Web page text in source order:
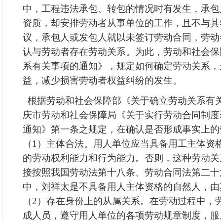
中，工程违法承包、转包的情况时有发生，承
资质，却安排劳动者从事单位的工作，且不与
议，承包人或发包人就以未签订劳动合同，劳
认与劳动者存在劳动关系。为此，劳动和社会
系有关事项的通知》，规定如何确定劳动关系
益，减少损害劳动者权益纠纷的发生。
根据劳动和社会保障部《关于确立劳动关系有
庆市劳动和社会保障局《关于实行劳动合同制
通知》第一条之规定，在确认是否形成事实上
（1）主体合法。用人单位应当具备用工主体
的劳动权利能力和行为能力。否则，这种劳动
接按照我国劳动法第十八条、劳动合同法第二
中，刘祥太是不具备用人主体资格的自然人，
（2）存在身份上的从属关系。在劳动过程中
成人员，遵守用人单位的各项劳动规章制度，